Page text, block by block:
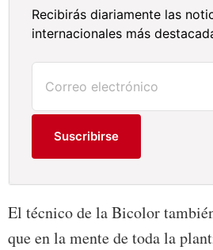
Recibirás diariamente las
internacionales más
Suscribirse
El técnico de la Bicolor
que en la mente de toda la